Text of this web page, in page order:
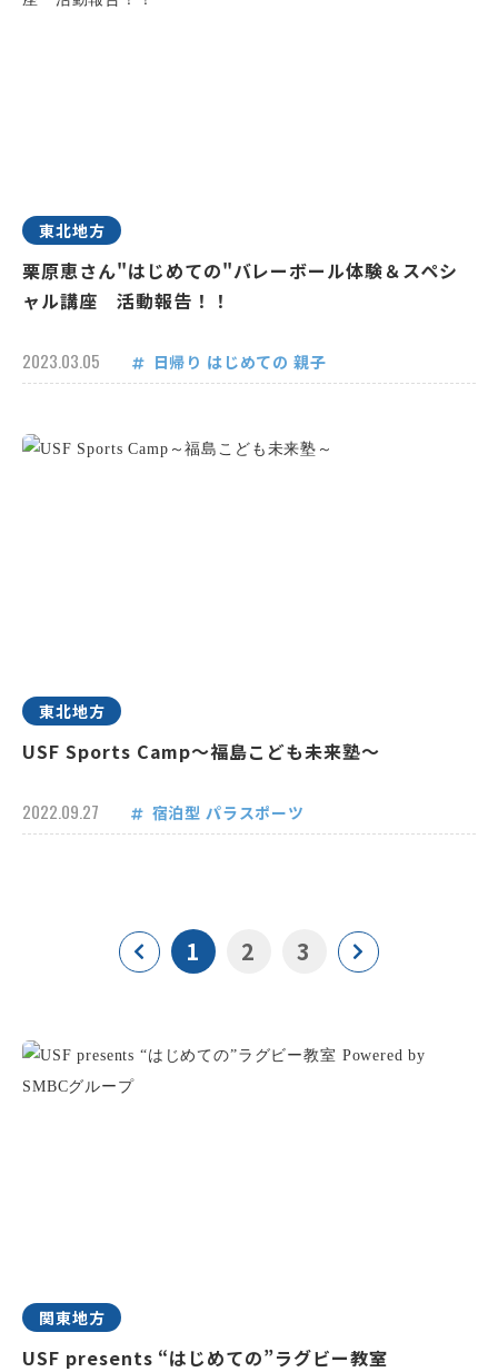
東北地方
栗原恵さん"はじめての"バレーボール体験＆スペシ
ャル講座 活動報告！！
2023.03.05 日帰り はじめての 親子
東北地方
USF Sports Camp～福島こども未来塾～
2022.09.27 宿泊型 パラスポーツ
1 2 3
関東地方
USF presents “はじめての”ラグビー教室